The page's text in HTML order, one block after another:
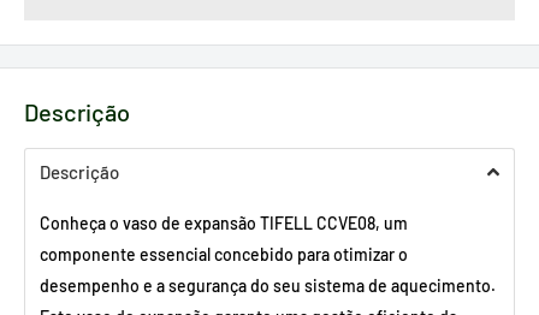
Descrição
Descrição
Conheça o vaso de expansão TIFELL CCVE08, um
componente essencial concebido para otimizar o
desempenho e a segurança do seu sistema de aquecimento.